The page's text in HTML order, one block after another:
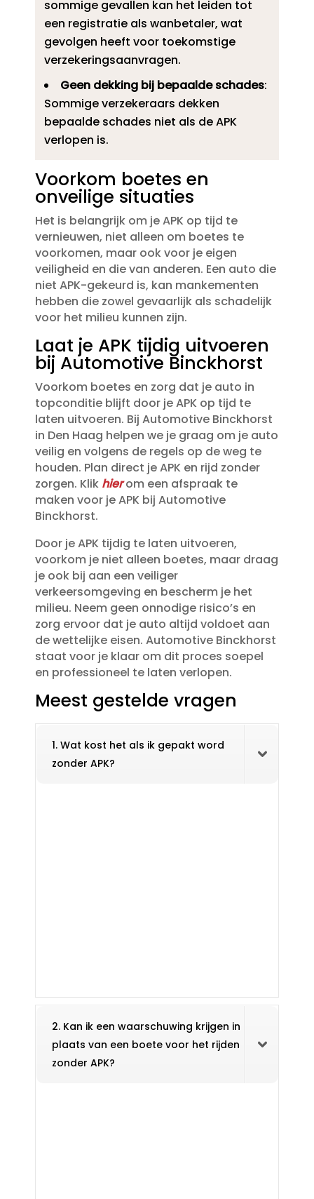
sommige gevallen kan het leiden tot
een registratie als wanbetaler, wat
gevolgen heeft voor toekomstige
verzekeringsaanvragen.​
Geen dekking bij bepaalde schades:
Sommige verzekeraars dekken
bepaalde schades niet als de APK
verlopen is.​
Voorkom boetes en
onveilige situaties
Het is belangrijk om je APK op tijd te
vernieuwen, niet alleen om boetes te
voorkomen, maar ook voor je eigen
veiligheid en die van anderen.​ Een auto die
niet APK-gekeurd is, kan mankementen
hebben die zowel gevaarlijk als schadelijk
voor het milieu kunnen zijn.​
Laat je APK tijdig uitvoeren
bij Automotive Binckhorst
Voorkom boetes en zorg dat je auto in
topconditie blijft door je APK op tijd te
laten uitvoeren.​ Bij Automotive Binckhorst
in Den Haag helpen we je graag om je auto
veilig en volgens de regels op de weg te
houden.​ Plan direct je APK en rijd zonder
zorgen.​ Klik hierom een afspraak te
maken voor je APK bij Automotive
Binckhorst.​
Door je APK tijdig te laten uitvoeren,
voorkom je niet alleen boetes, maar draag
je ook bij aan een veiliger
verkeersomgeving en bescherm je het
milieu.​ Neem geen onnodige risico’s en
zorg ervoor dat je auto altijd voldoet aan
de wettelijke eisen.​ Automotive Binckhorst
staat voor je klaar om dit proces soepel
en professioneel te laten verlopen.​
Meest gestelde vragen
1. Wat kost het als ik gepakt word
zonder APK?
2. Kan ik een waarschuwing krijgen in
plaats van een boete voor het rijden
zonder APK?